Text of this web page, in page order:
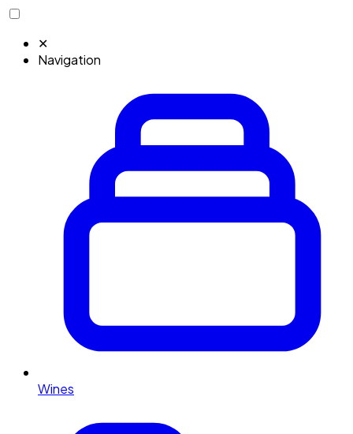
✕
Navigation
Wines